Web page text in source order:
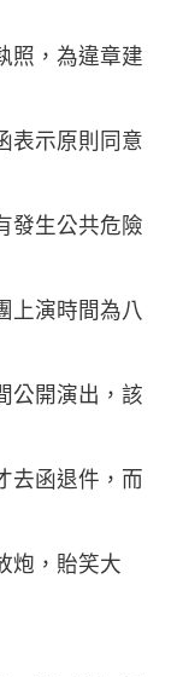
照，為違章建
表示原則同意
發生公共危險
上演時間為八
公開演出，該
去函退件，而
炮，貽笑大